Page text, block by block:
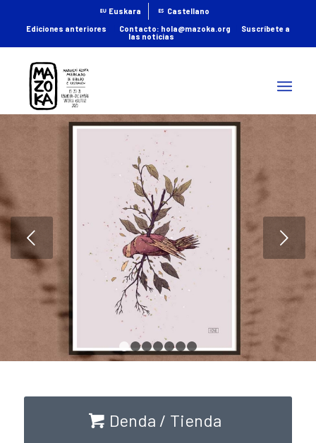
Euskara
Castellano
Ediciones anteriores
Contacto: hola@mazoka.org
Suscríbete a
las noticias
; |
Posterior
1 2 3 4 5 7
Denda / Tienda